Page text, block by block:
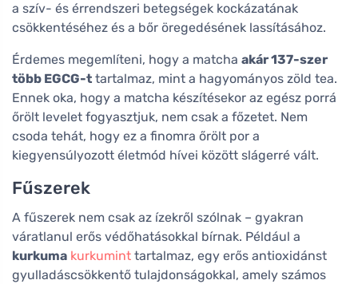
a szív- és érrendszeri betegségek kockázatának
csökkentéséhez és a bőr öregedésének lassításához.
Érdemes megemlíteni, hogy a matcha akár 137-szer
több EGCG-t tartalmaz, mint a hagyományos zöld tea.
Ennek oka, hogy a matcha készítésekor az egész porrá
őrölt levelet fogyasztjuk, nem csak a főzetet. Nem
csoda tehát, hogy ez a finomra őrölt por a
kiegyensúlyozott életmód hívei között slágerré vált.
Fűszerek
A fűszerek nem csak az ízekről szólnak – gyakran
váratlanul erős védőhatásokkal bírnak. Például a
kurkuma kurkumint tartalmaz, egy erős antioxidánst
gyulladáscsökkentő tulajdonságokkal, amely számos